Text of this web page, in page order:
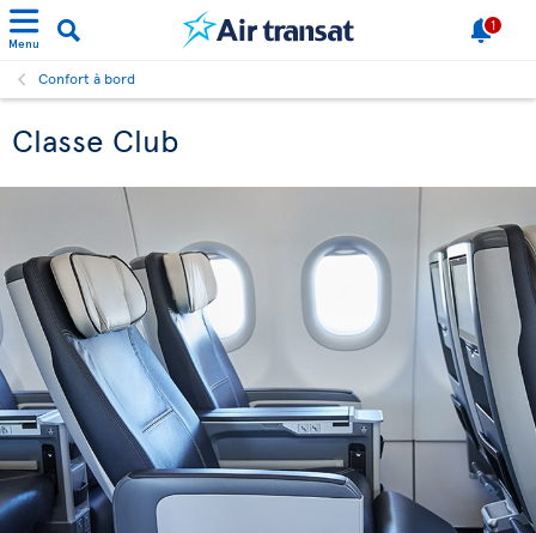
Menu
1
Confort à bord
Classe Club